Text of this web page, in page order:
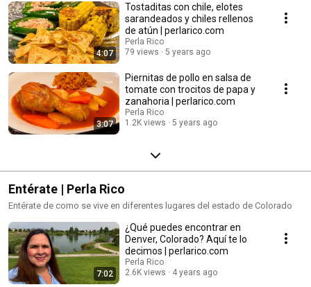
4:07
Tostaditas con chile, elotes
sarandeados y chiles rellenos
de atún | perlarico.com
Perla Rico
79 views
5 years ago
3:07
Piernitas de pollo en salsa de
tomate con trocitos de papa y
zanahoria | perlarico.com
Perla Rico
1.2K views
5 years ago
Entérate | Perla Rico
Entérate de como se vive en diferentes lugares del estado de Colorado
7:02
¿Qué puedes encontrar en
Denver, Colorado? Aquí te lo
decimos | perlarico.com
Perla Rico
2.6K views
4 years ago